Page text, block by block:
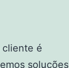
cliente é
soluções